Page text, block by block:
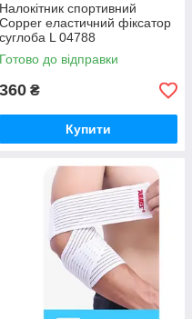
Налокітник спортивний
Copper еластичний фіксатор
суглоба L 04788
Готово до відправки
360 ₴
Купити